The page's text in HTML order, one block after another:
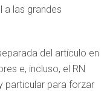
a las grandes
del artículo en
e, incluso, el RN
particular para forzar